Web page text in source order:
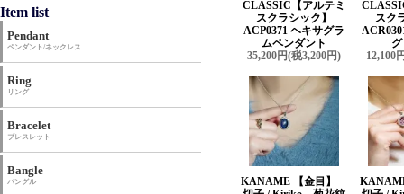
CLASSIC【アルテミ
スクラシック】
ACP0371 ヘキサグラ
ムペンダント
35,200円(税3,200円)
スク
12,100
KANAME 【金目】
Item list
Pendant
ペンダント/ネックレス
Ring
リング
Bracelet
ブレスレット
Bangle
バングル